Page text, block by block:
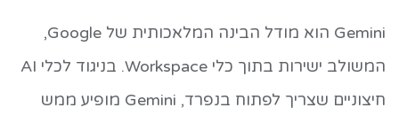
Gemini הוא מודל הבינה המלאכותית של Google,
המשולב ישירות בתוך כלי Workspace. בניגוד לכלי AI
חיצוניים שצריך לפתוח בנפרד, Gemini מופיע ממש